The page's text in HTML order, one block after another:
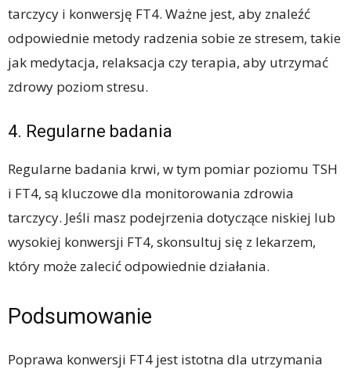
tarczycy i konwersję FT4. Ważne jest, aby znaleźć
odpowiednie metody radzenia sobie ze stresem, takie
jak medytacja, relaksacja czy terapia, aby utrzymać
zdrowy poziom stresu.
4. Regularne badania
Regularne badania krwi, w tym pomiar poziomu TSH
i FT4, są kluczowe dla monitorowania zdrowia
tarczycy. Jeśli masz podejrzenia dotyczące niskiej lub
wysokiej konwersji FT4, skonsultuj się z lekarzem,
który może zalecić odpowiednie działania.
Podsumowanie
Poprawa konwersji FT4 jest istotna dla utrzymania